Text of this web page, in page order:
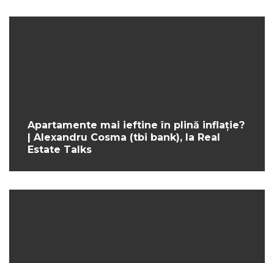
Apartamente mai ieftine în plină inflație?
| Alexandru Cosma (tbi bank), la Real
Estate Talks